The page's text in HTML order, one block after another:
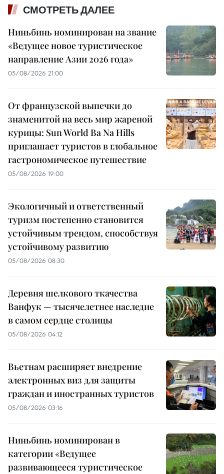
СМОТРЕТЬ ДАЛЕЕ
Ниньбинь номинирован на звание
«Ведущее новое туристическое
направление Азии 2026 года»
05/08/2026 21:00
От французской выпечки до
знаменитой на весь мир жареной
курицы: Sun World Ba Na Hills
приглашает туристов в глобальное
гастрономическое путешествие
05/08/2026 19:00
Экологичный и ответственный
туризм постепенно становится
устойчивым трендом, способствуя
устойчивому развитию
05/08/2026 08:30
Деревня шелкового ткачества
Ванфук — тысячелетнее наследие
в самом сердце столицы
05/08/2026 04:12
Вьетнам расширяет внедрение
электронных виз для защиты
граждан и иностранных туристов
05/08/2026 03:16
Ниньбинь номинирован в
категории «Ведущее
развивающееся туристическое